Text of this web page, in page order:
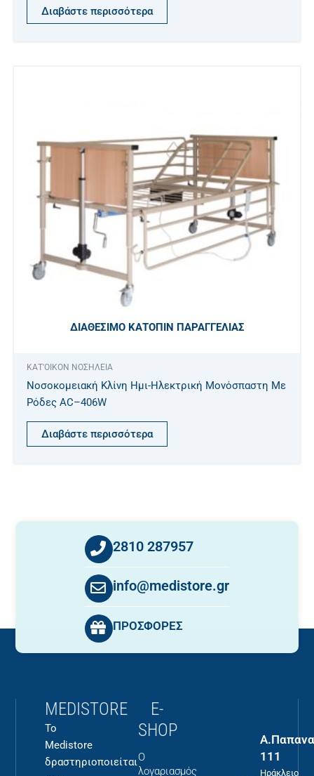
Διαβάστε περισσότερα
ΔΙΑΘΈΣΙΜΟ ΚΑΤΌΠΙΝ ΠΑΡΑΓΓΕΛΊΑΣ
ΚΑΤ'ΟΙΚΟΝ ΝΟΣΗΛΕΙΑ
Νοσοκομειακή Κλίνη Ημι-Ηλεκτρική Μονόσπαστη Με
Ρόδες AC–406W
Διαβάστε περισσότερα
2810 287957
info@medistore.gr
ΠΡΟΣΦΟΡΕΣ
MEDISTORE
Το
Medistore
δραστηριοποιείται
E-
SHOP
Ο
λογαριασμός
111
Ηράκλειο